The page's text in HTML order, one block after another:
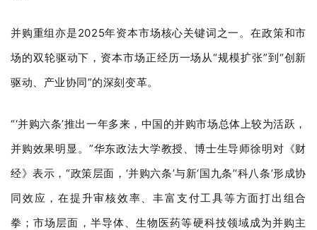
并购重组亦是2025年资本市场核心关键词之一。在政策和市
场的双轮驱动下，资本市场正经历一场从“规模扩张”到“创新
驱动、产业协同”的深刻变革。
“‘并购六条’推出一年多来，中国的并购市场总体上较为活跃，
并购效果明显。”华东政法大学教授、博士生导师徐明对《财
经》表示，“政策层面，‘并购六条’与新‘国九条’‘科八条’形成协
同效应，在提升审核效率、丰富支付工具等方面打出组合
拳；市场层面，半导体、生物医药等硬科技领域成为并购主